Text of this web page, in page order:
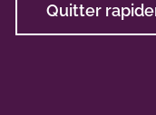
Quitter